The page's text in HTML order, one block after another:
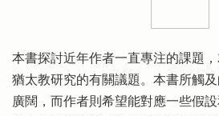
本書探討近年作者一直專注的課題
猶太教研究的有關議題。本書所觸
廣闊，而作者則希望能對應一些假